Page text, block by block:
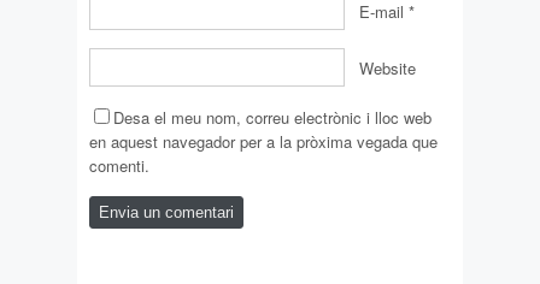
E-mail *
Website
Desa el meu nom, correu electrònic i lloc web
en aquest navegador per a la pròxima vegada que
comenti.